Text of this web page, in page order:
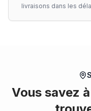
livraisons dans les
Vous savez